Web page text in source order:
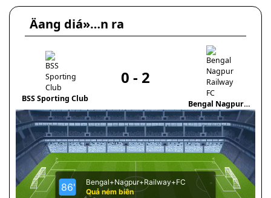
Äang diá»…n ra
BSS Sporting Club
0 - 2
Bengal Nagpur
Railway FC